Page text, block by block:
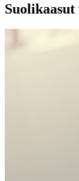
Suolikaasut